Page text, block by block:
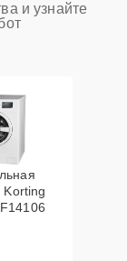
и узнайте